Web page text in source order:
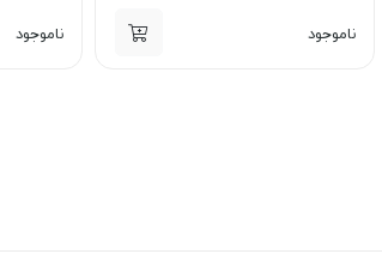
ناموجود ناموجود